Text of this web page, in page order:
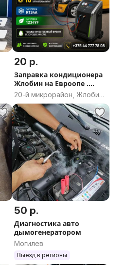
20 р.
Заправка кондиционера
Жлобин на Евроопе .
Быстро качественно,
новая станция
заправочная. 10лет
20-й микрорайон, Жлобин,
Жлобинский район,
Гомельская область
50 р.
Диагностика авто
дымогенератором
Могилев
Выезд в регионы